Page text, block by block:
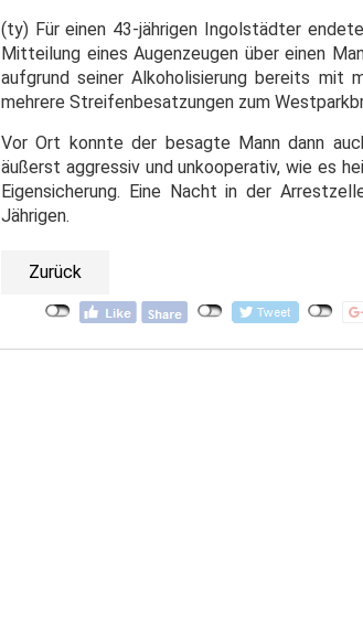
(ty) Für einen 43-jährigen Ingolstädter
Mitteilung eines Augenzeugen über einen
aufgrund seiner Alkoholisierung bereits mit
mehrere Streifenbesatzungen zum
Vor Ort konnte der besagte Mann dann
äußerst aggressiv und unkooperativ, wie es
Eigensicherung. Eine Nacht in der
Jährigen.
Zurück